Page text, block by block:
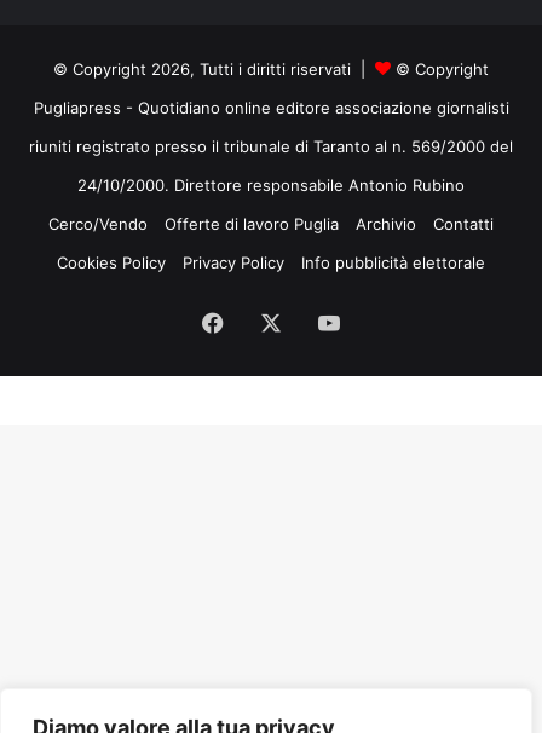
Diamo valore alla tua privacy
© Copyright 2026, Tutti i diritti riservati |
© Copyright
Pugliapress - Quotidiano online editore associazione giornalisti
riuniti registrato presso il tribunale di Taranto al n. 569/2000 del
24/10/2000. Direttore responsabile Antonio Rubino
Cerco/Vendo
Offerte di lavoro Puglia Archivio
Contatti
Cookies Policy
Privacy Policy Info pubblicità elettorale
Facebook
Tube